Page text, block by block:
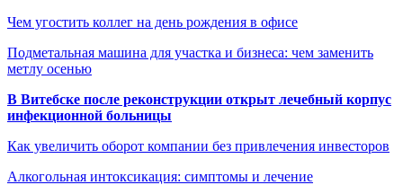
Чем угостить коллег на день рождения в офисе
Подметальная машина для участка и бизнеса: чем заменить
метлу осенью
В Витебске после реконструкции открыт лечебный корпус
инфекционной больницы
Как увеличить оборот компании без привлечения инвесторов
Алкогольная интоксикация: симптомы и лечение